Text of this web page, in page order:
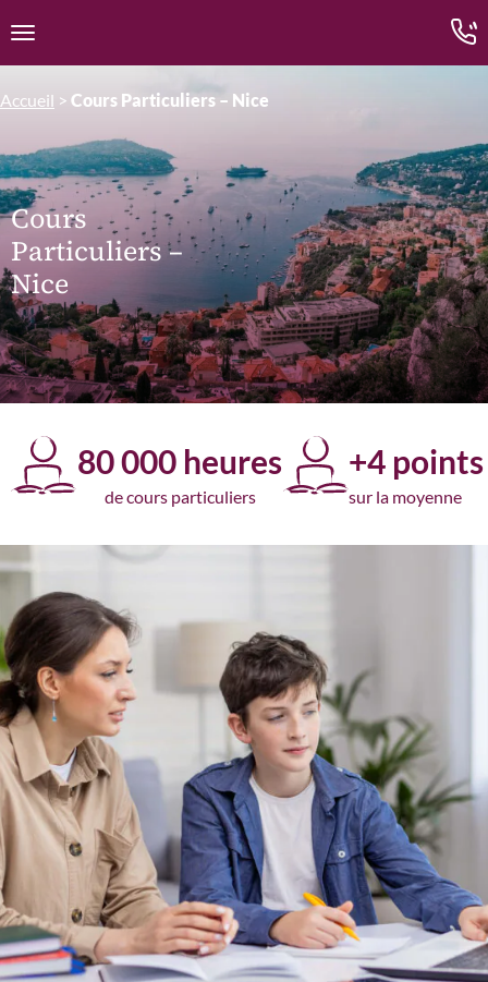
Ouvrir la navigation
Accueil > Cours Particuliers – Nice
Cours
Particuliers –
Nice
80 000 heures
de cours particuliers
+4 points
sur la moyenne